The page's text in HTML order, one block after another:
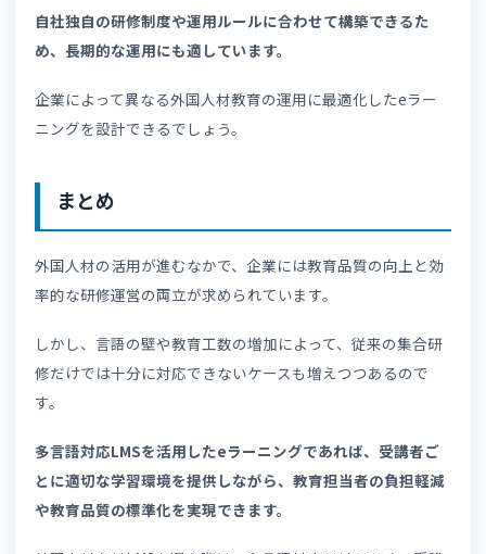
7-1. 動画教材による分かりやすい学習
当社は資格学校向けの映像制作からスタートしたIT企業で
り、動画学習には強いこだわりを持っています。
動画教材を活用すると、テキストだけでは伝わりにくい内
も、受講者が視覚的に理解しやすくなります。
当社スタジオでの動画教材撮影にも対応しているため、ご
味のある方はぜひお気軽にお問い合わせください。
7-2. テスト・理解度確認機能
り、テストを効率的に実施できます。
教育担当者は結果を一覧で確認できるため、フォローが必